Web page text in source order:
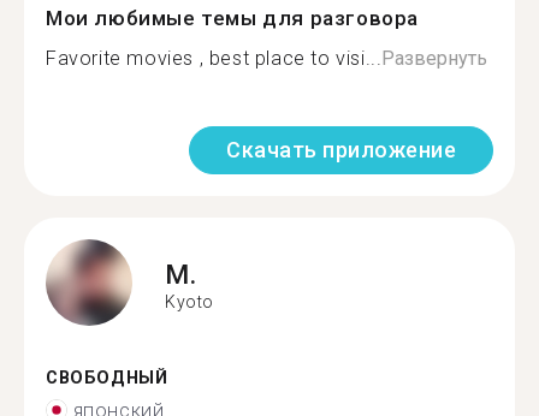
Мои любимые темы для разговора
Favorite movies , best place to visi...Развернуть
Скачать приложение
M.
Kyoto
СВОБОДНЫЙ
японский